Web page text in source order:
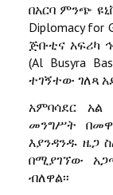
በአርባ ምንጭ
Diplomacy for
ጅቡቲና አፍሪካ
(Al Busyra
ተገኝተው ገለጻ
አምባሳደር
መንግሥት
እያንዳንዱ ዜጋ
በሚያገኘው
ብለዋል፡፡